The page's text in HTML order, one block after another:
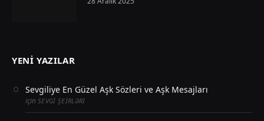
YENI YAZILAR
Sevgiliye En Güzel Aşk Sözleri ve Aşk Mesajları
için SEVGI ŞEIRLƏRI